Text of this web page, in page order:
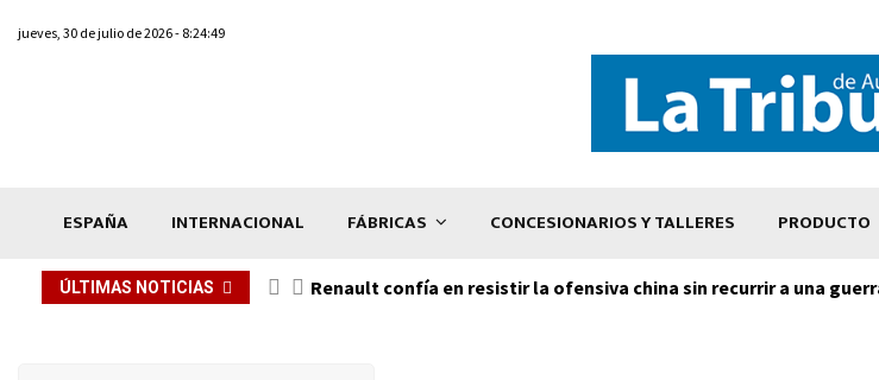
jueves, 30 de julio de 2026 - 8:24:49
ESPAÑA INTERNACIONAL FÁBRICAS CONCESIONARIOS Y TALLERES PRODUCTO
ÚLTIMAS NOTICIAS Renault confía en resistir la ofensiva china sin recurrir a una